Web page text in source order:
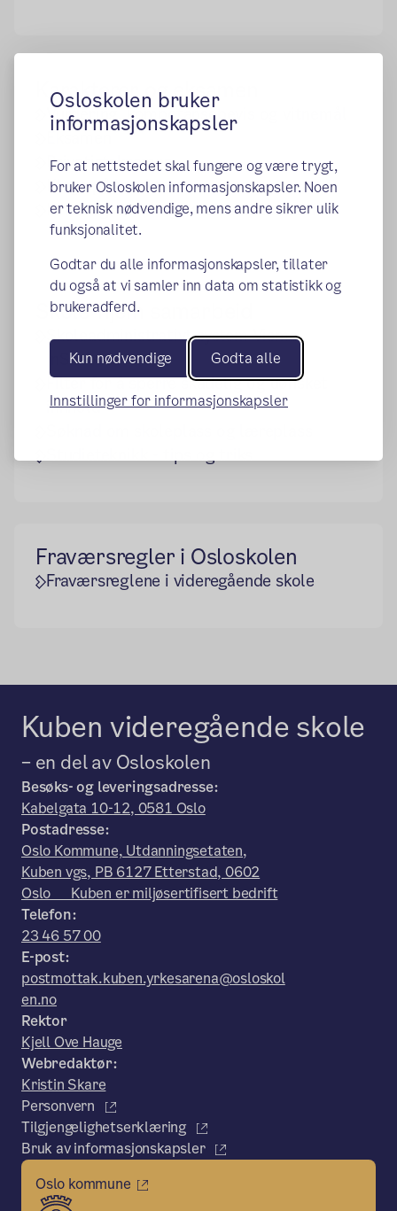
Osloskolen bruker
informasjonskapsler
For at nettstedet skal fungere og være trygt,
bruker Osloskolen informasjonskapsler. Noen
er teknisk nødvendige, mens andre sikrer ulik
funksjonalitet.
Godtar du alle informasjonskapsler, tillater
du også at vi samler inn data om statistikk og
brukeradferd.
Kun nødvendige Godta alle
Innstillinger for informasjonskapsler
Karakterer og eksamen
Vurdering, kompetansebevis og vitnemål
Eksamen
Privatisteksamen
Klage på karakterer
Inntaksgrenser og karakterkalkulator
Skole-hjem samarbeid
Skoleadministrativt system Visma
InSchool
Filter for å sperre skadelig og uønsket
innhold
Fraværsregler i Osloskolen
Fraværsreglene i videregående skole
Kuben videregående skole
– en del av Osloskolen
Besøks- og leveringsadresse:
Kabelgata 10-12, 0581 Oslo
Postadresse:
Oslo Kommune, Utdanningsetaten,
Kuben vgs, PB 6127 Etterstad, 0602
Oslo Kuben er miljøsertifisert bedrift
Telefon:
23 46 57 00
E-post:
postmottak.kuben.yrkesarena@osloskol
en.no
Rektor
Kjell Ove Hauge
Webredaktør:
Kristin Skare
Personvern
Tilgjengelighetserklæring
Bruk av informasjonskapsler
Oslo kommune